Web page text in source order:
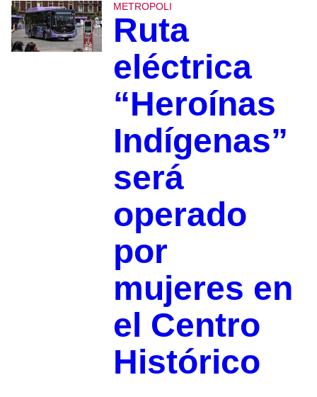
METROPOLI
Ruta
eléctrica
“Heroínas
Indígenas”
será
operado
por
mujeres en
el Centro
Histórico